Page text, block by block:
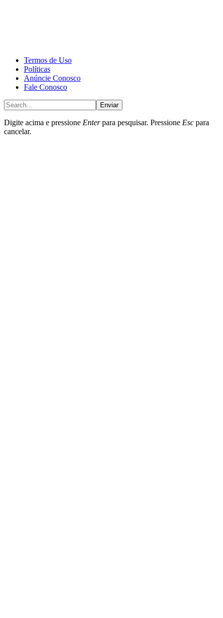
Termos de Uso
Políticas
Anúncie Conosco
Fale Conosco
Enviar
Digite acima e pressione Enterpara pesquisar. Pressione Esc para
cancelar.